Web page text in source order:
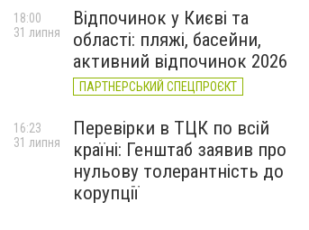
Відпочинок у Києві та
області: пляжі, басейни,
активний відпочинок 2026
ПАРТНЕРСЬКИЙ СПЕЦПРОЄКТ
18:00
31 липня
Перевірки в ТЦК по всій
країні: Генштаб заявив про
нульову толерантність до
корупції
16:23
31 липня